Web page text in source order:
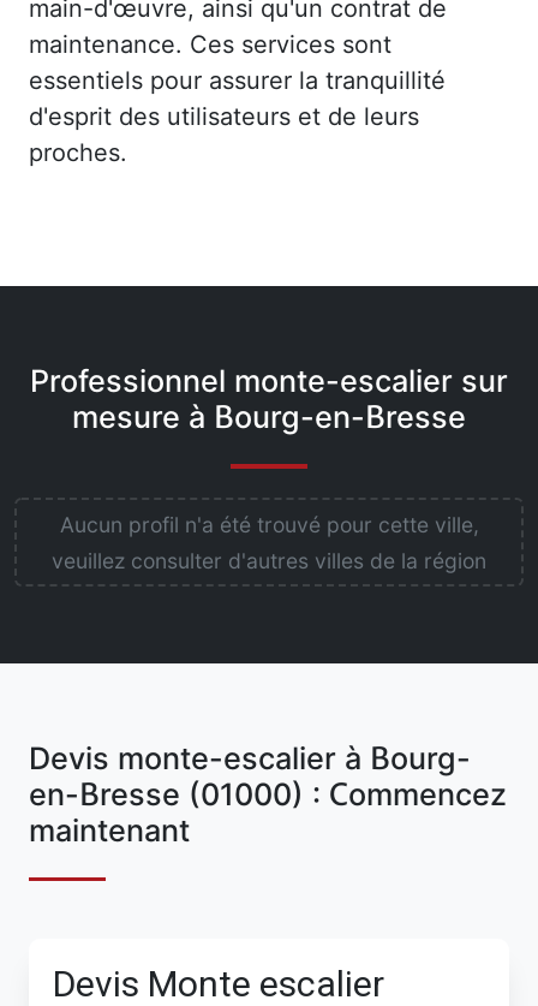
main-d'œuvre, ainsi qu'un contrat de
maintenance. Ces services sont
essentiels pour assurer la tranquillité
d'esprit des utilisateurs et de leurs
proches.
Professionnel monte-escalier sur
mesure à Bourg-en-Bresse
Aucun profil n'a été trouvé pour cette ville,
veuillez consulter d'autres villes de la région
Devis monte-escalier à Bourg-
en-Bresse (01000) : Commencez
maintenant
Devis Monte escalier